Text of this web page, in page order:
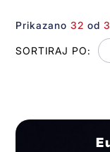
Prikazano32 od
SORTIRAJ PO: